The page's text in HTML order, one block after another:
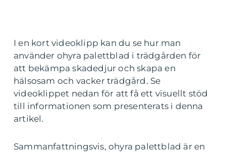
I en kort videoklipp kan du se hur man
använder ohyra palettblad i trädgården för
att bekämpa skadedjur och skapa en
hälsosam och vacker trädgård. Se
videoklippet nedan för att få ett visuellt stöd
till informationen som presenterats i denna
artikel.
Sammanfattningsvis, ohyra palettblad är en